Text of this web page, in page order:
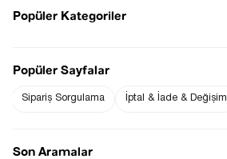
Popüler Kategoriler
Popüler Sayfalar
Sipariş Sorgulama İptal & İade & Değişim
Son Aramalar